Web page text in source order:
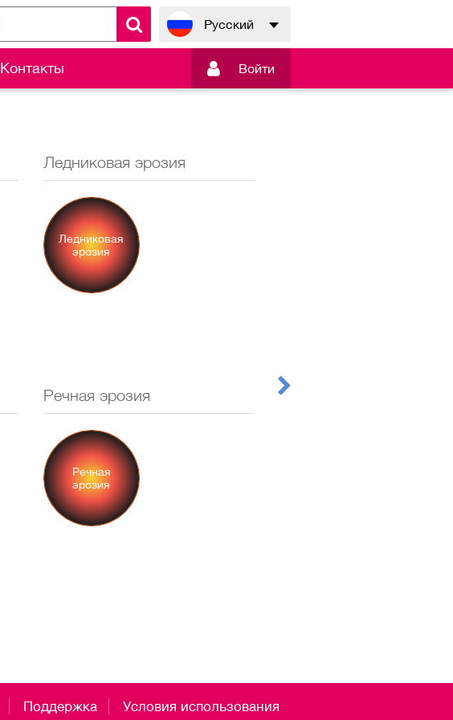
Русский
Контакты  Войти
Ледниковая эрозия
Ледниковая
эрозия
Речная эрозия
Речная
эрозия
Поддержка Условия использования